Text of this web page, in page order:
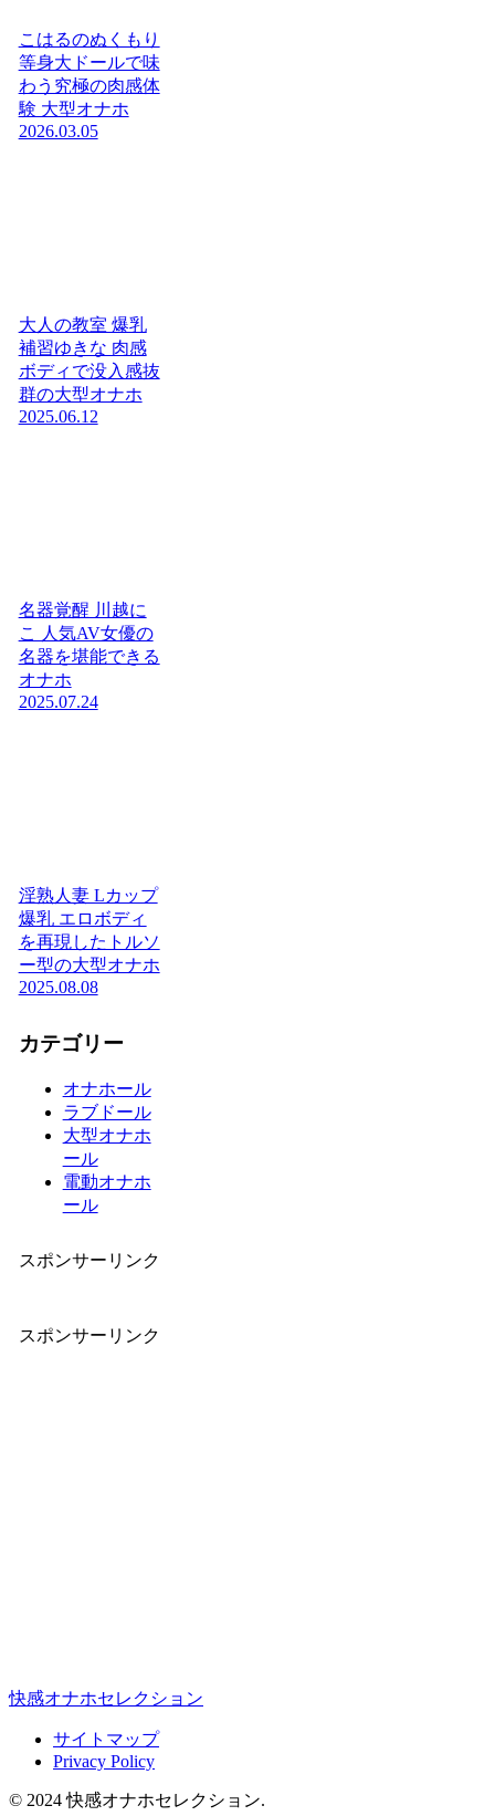
こはるのぬくもり
等身大ドールで味
わう究極の肉感体
験 大型オナホ
2026.03.05
大人の教室 爆乳
補習ゆきな 肉感
ボディで没入感抜
群の大型オナホ
2025.06.12
名器覚醒 川越に
こ 人気AV女優の
名器を堪能できる
オナホ
2025.07.24
淫熟人妻 Lカップ
爆乳 エロボディ
を再現したトルソ
ー型の大型オナホ
2025.08.08
カテゴリー
オナホール
ラブドール
大型オナホ
ール
電動オナホ
ール
スポンサーリンク
スポンサーリンク
快感オナホセレクション
サイトマップ
Privacy Policy
© 2024 快感オナホセレクション.